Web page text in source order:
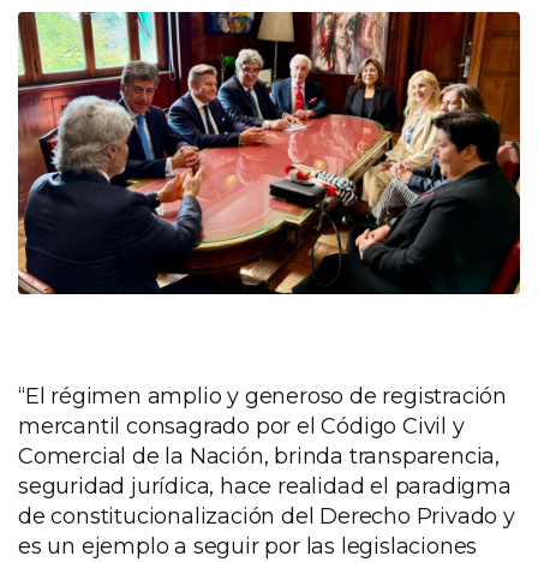
“El régimen amplio y generoso de registración
mercantil consagrado por el Código Civil y
Comercial de la Nación, brinda transparencia,
seguridad jurídica, hace realidad el paradigma
de constitucionalización del Derecho Privado y
es un ejemplo a seguir por las legislaciones